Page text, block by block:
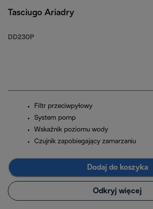
Tasciugo Ariadry
DD230P
Filtr przeciwpyłowy
System pomp
Wskaźnik poziomu wody
Czujnik zapobiegający zamarzaniu
Dodaj do koszyka
Odkryj więcej